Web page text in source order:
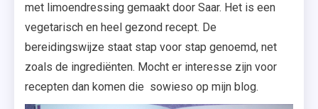
met limoendressing gemaakt door Saar. Het is een
vegetarisch en heel gezond recept. De
bereidingswijze staat stap voor stap genoemd, net
zoals de ingrediënten. Mocht er interesse zijn voor
recepten dan komen die sowieso op mijn blog.